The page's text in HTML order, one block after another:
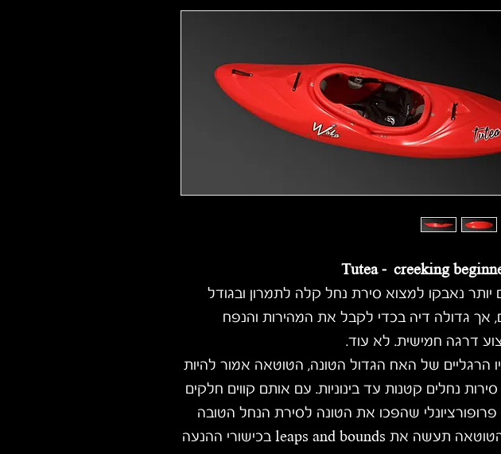
Tutea - creeking
יותר נאבקו למצוא סירת נחל קלה לתמרון ובגודל
אך גדולה דיה בכדי לקבל את המהירות והנפח
דרגה חמישית. לא עוד.
הרגליים של האח הגדול הטונה, הטוטאה אמור להיות
נחלים קטנות עד בינוניות. עם אותם קווים חלקים
פרופורציונלי שהפכו את הטונה לסירת הנחל הטובה
הטוטאה תעשה את leaps and bounds בכישורי ההנעה